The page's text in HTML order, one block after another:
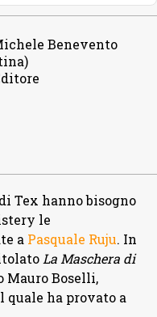
Benevento
Tex hanno bisogno
le
a Pasquale Ruju. In
La Maschera di
Mauro Boselli,
quale ha provato a